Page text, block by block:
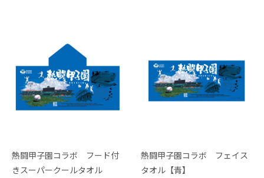
熱闘甲子園コラボ フード付
きスーパークールタオル
熱闘甲子園コラボ フェイス
タオル【青】